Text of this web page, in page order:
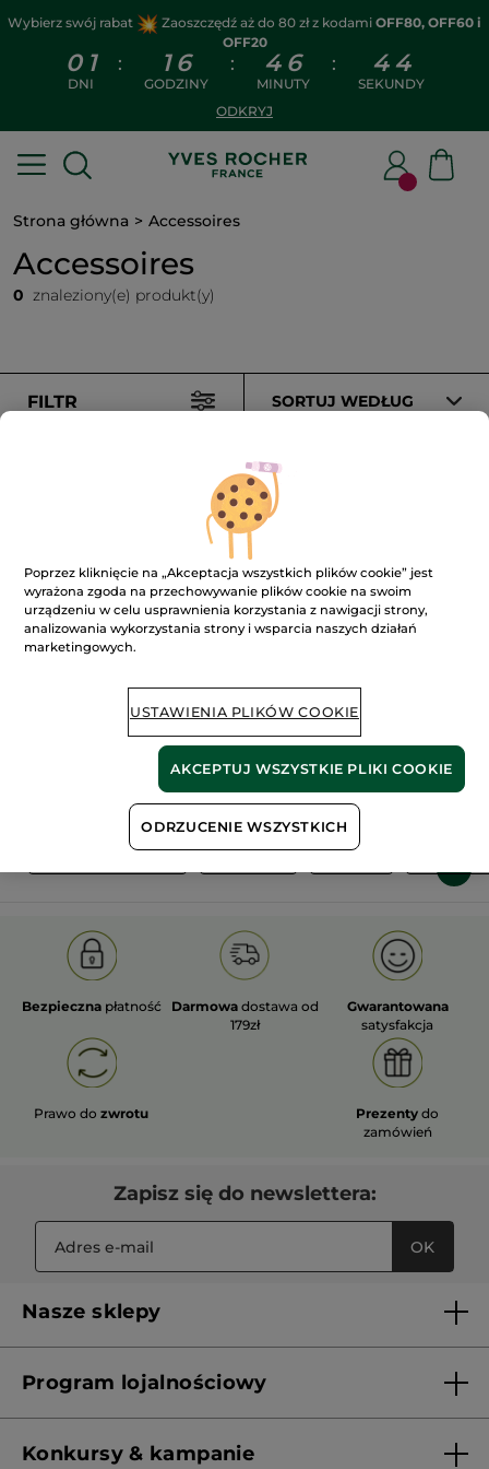
Wybierz swój rabat Zaoszczędź aż do 80 zł z kodami OFF80, OFF60 i
OFF20
0 1
DNI
: 1 6
GODZINY
: 4 6
MINUTY
: 4 4
SEKUNDY
ODKRYJ
Strona główna Accessoires
Accessoires
0 znaleziony(e) produkt(y)
FILTR SORTUJ WEDŁUG
roślinne
pól organicznych
Pokaż więcej
HYDRA VÉGÉTAL HOGGAR MONOÏ
Bezpieczna płatność Darmowa dostawa od
179zł
Gwarantowana
satysfakcja
Prawo dozwrotu Prezenty do
zamówień
Zapisz się do newslettera:
OK
Nasze sklepy
Franczyza
Program lojalnościowy
Konkursy & kampanie
Poprzez kliknięcie na „Akceptacja wszystkich plików cookie” jest
wyrażona zgoda na przechowywanie plików cookie na swoim
urządzeniu w celu usprawnienia korzystania z nawigacji strony,
analizowania wykorzystania strony i wsparcia naszych działań
marketingowych.
USTAWIENIA PLIKÓW COOKIE
ODRZUCENIE WSZYSTKICH
AKCEPTUJ WSZYSTKIE PLIKI COOKIE